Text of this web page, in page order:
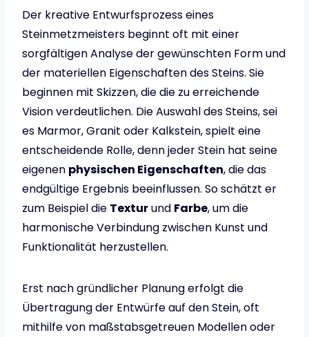
Der kreative Entwurfsprozess eines
Steinmetzmeisters beginnt oft mit einer
sorgfältigen Analyse der gewünschten Form und
der materiellen Eigenschaften des Steins. Sie
beginnen mit Skizzen, die die zu erreichende
Vision verdeutlichen. Die Auswahl des Steins, sei
es Marmor, Granit oder Kalkstein, spielt eine
entscheidende Rolle, denn jeder Stein hat seine
eigenen physischen Eigenschaften, die das
endgültige Ergebnis beeinflussen. So schätzt er
zum Beispiel die Texturund Farbe, um die
harmonische Verbindung zwischen Kunst und
Funktionalität herzustellen.
Erst nach gründlicher Planung erfolgt die
Übertragung der Entwürfe auf den Stein, oft
mithilfe von maßstabsgetreuen Modellen oder